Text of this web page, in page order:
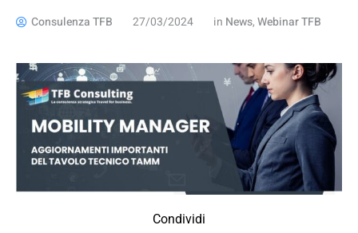
Consulenza TFB 27/03/2024 in News,Webinar TFB
Condividi